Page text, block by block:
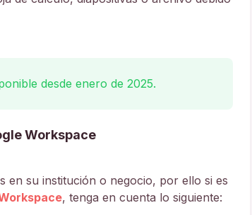
desde enero de 2025.
Workspace
en su institución o negocio, por ello si es
, tenga en cuenta lo siguiente: